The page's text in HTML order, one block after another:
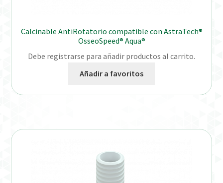
Calcinable AntiRotatorio compatible con AstraTech®
OsseoSpeed® Aqua®
Debe registrarse para añadir productos al carrito.
Añadir a favoritos